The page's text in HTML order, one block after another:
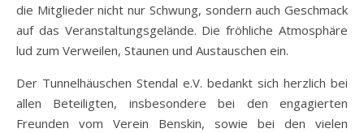
die Mitglieder nicht nur Schwung, sondern auch Geschmack
auf das Veranstaltungsgelände. Die fröhliche Atmosphäre
lud zum Verweilen, Staunen und Austauschen ein.
Der Tunnelhäuschen Stendal e.V. bedankt sich herzlich bei
allen Beteiligten, insbesondere bei den engagierten
Freunden vom Verein Benskin, sowie bei den vielen